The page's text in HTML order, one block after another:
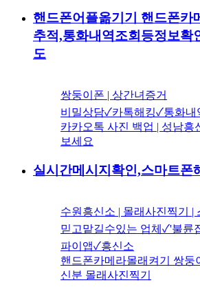
핸드폰어플옮기기 핸드폰카
추적,통화내역조회등정보확
도
쌍둥이폰 | 상간녀증거
비밀상담✓카톡해킹✓통화내
카카오톡 사진 백업 | 성남흥
보세요
실시간메시지확인,스마트폰
수원흥신소 | 몰래사진찍기 |
믿고맡길수있는 업체✓'불륜
파이앱✓흥신소
핸드폰카메라몰래켜기 쌍둥
신분 몰래사진찍기